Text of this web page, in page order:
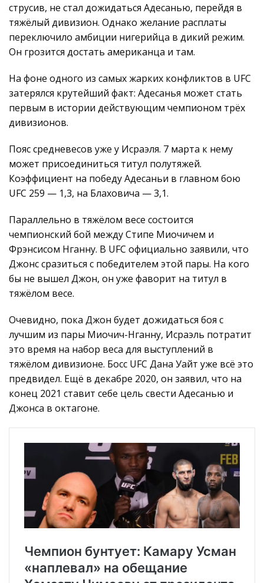
струсив, не стал дожидаться Адесанью, перейдя в
тяжёлый дивизион. Однако желание расплаты
переключило амбиции нигерийца в дикий режим.
Он грозится достать американца и там.
На фоне одного из самых жарких конфликтов в UFC
затерялся крутейший факт: Адесанья может стать
первым в истории действующим чемпионом трёх
дивизионов.
Пояс средневесов уже у Исраэля. 7 марта к нему
может присоединиться титул полутяжей.
Коэффициент на победу Адесаньи в главном бою
UFC 259 — 1,3, на Блаховича — 3,1.
Параллельно в тяжёлом весе состоится
чемпионский бой между Стипе Миочичем и
Фрэнсисом Нганну. В UFC официально заявили, что
Джонс сразиться с победителем этой пары. На кого
бы не вышел Джон, он уже фаворит на титул в
тяжёлом весе.
Очевидно, пока Джон будет дожидаться боя с
лучшим из пары Миочич-Нганну, Исраэль потратит
это время на набор веса для выступлений в
тяжёлом дивизионе. Босс UFC Дана Уайт уже всё это
предвидел. Ещё в декабре 2020, он заявил, что на
конец 2021 ставит себе цель свести Адесанью и
Джонса в октагоне.